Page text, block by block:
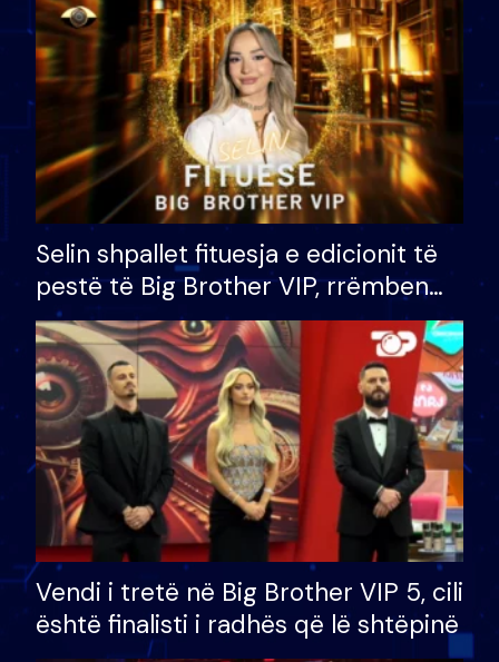
Selin shpallet fituesja e edicionit të
pestë të Big Brother VIP, rrëmben
çmimin e madh prej 100 mijë eurosh
Vendi i tretë në Big Brother VIP 5, cili
është finalisti i radhës që lë shtëpinë